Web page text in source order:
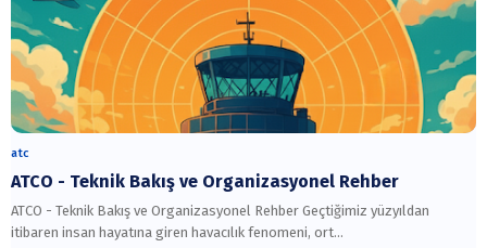
atc
ATCO - Teknik Bakış ve Organizasyonel Rehber
ATCO - Teknik Bakış ve Organizasyonel Rehber Geçtiğimiz yüzyıldan
itibaren insan hayatına giren havacılık fenomeni, ort…